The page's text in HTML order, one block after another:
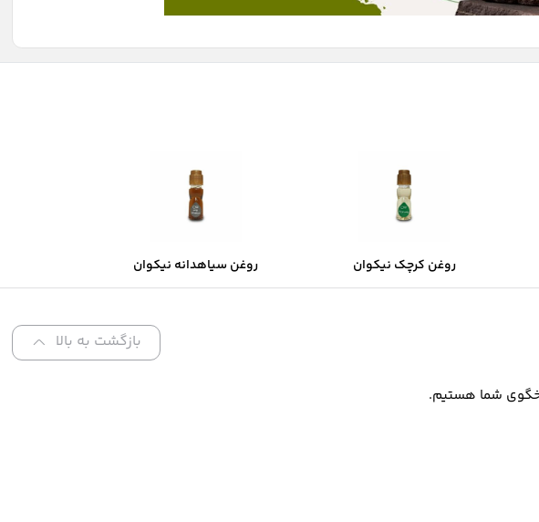
روغن کرچک نیکوان روغن سیاهدانه نیکوان
بازگشت به بالا